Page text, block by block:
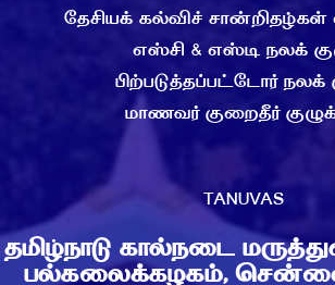
தேசியக் கல்விச்
எஸ்சி & எஸ்டி நலக்
பிற்படுத்தப்பட்டோர் நலக்
மாணவர் குறைதீர்
TANUVAS
தமிழ்நாடு கால்நடை
பல்கலைக்கழகம்,